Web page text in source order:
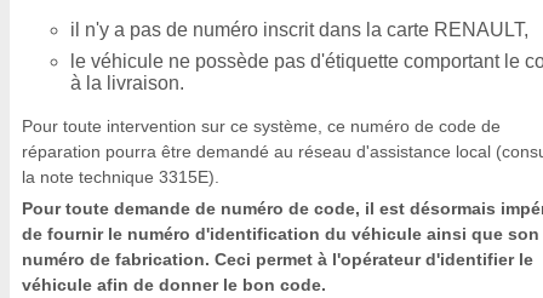
il n'y a pas de numéro inscrit dans la carte RENAULT,
le véhicule ne possède pas d'étiquette comportant le
à la livraison.
Pour toute intervention sur ce système, ce numéro de code de
réparation pourra être demandé au réseau d'assistance local
la note technique 3315E).
Pour toute demande de numéro de code, il est désormais
de fournir le numéro d'identification du véhicule ainsi que son
numéro de fabrication. Ceci permet à l'opérateur d'identifier le
véhicule afin de donner le bon code.